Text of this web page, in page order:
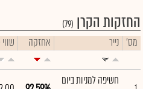
החזקות הקרן (79)
מס' נייר אחזקה
חשיפה למניות ביום